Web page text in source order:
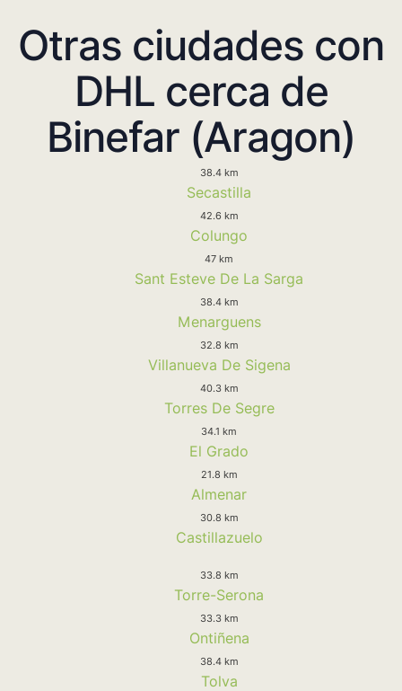
Otras ciudades con
DHL cerca de
Binefar (Aragon)
38.4 km
Secastilla
42.6 km
Colungo
47 km
Sant Esteve De La Sarga
38.4 km
Menarguens
32.8 km
Villanueva De Sigena
40.3 km
Torres De Segre
34.1 km
El Grado
21.8 km
Almenar
30.8 km
Castillazuelo
33.8 km
Torre-Serona
33.3 km
Ontiñena
38.4 km
Tolva